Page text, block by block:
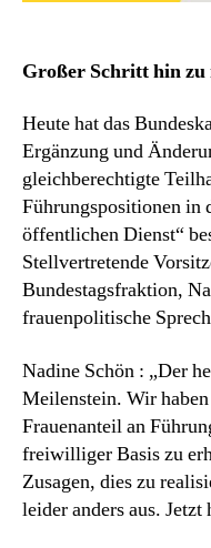
Großer Schritt hin
Heute hat das
Ergänzung und
gleichberechtigte
Führungspositionen in
öffentlichen Dienst“
Stellvertretende
Bundestagsfraktion,
frauenpolitische
Nadine Schön : „Der
Meilenstein. Wir
Frauenanteil an
freiwilliger Basis zu
Zusagen, dies zu
leider anders aus. Jetzt